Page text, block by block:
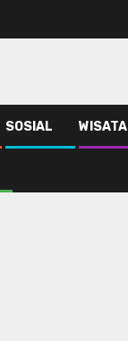
SOSIAL WISATA